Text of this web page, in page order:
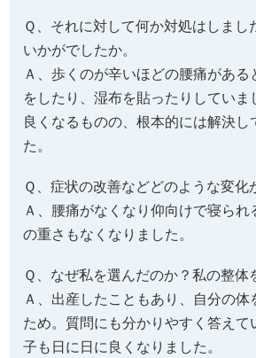
をしたり、湿布を貼ったりしていま
良くなるものの、根本的には解決し
た。
Ｑ、症状の改善などどのような変化
Ａ、腰痛がなくなり仰向けで寝られ
Ｑ、なぜ私を選んだのか？私の整体
Ａ、出産したこともあり、自分の体
子も日に日に良くなりました。
（まり様 女性 東海村在住 31歳